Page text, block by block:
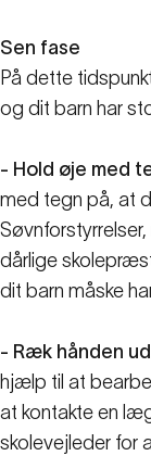
Sen fase
På dette
og dit barn har
- Hold øje med
med tegn på, at
dårlige
dit barn måske
- Ræk hånden ud
hjælp til at
at kontakte en
skolevejleder for